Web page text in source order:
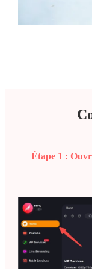
Étape 1 :